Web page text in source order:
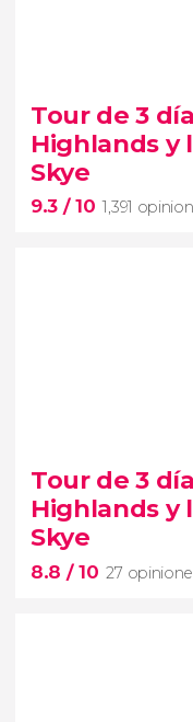
Tour de 3
Highlands y
Skye
9.3 / 10 1,391
tour de 3
Skye
Escocia
Portree
Tour de 3
Highlands y
Skye
8.8 / 10 27